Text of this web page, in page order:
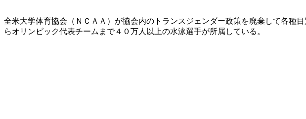
全米大学体育協会（ＮＣＡＡ）が協会内のトランスジェンダー政策を廃棄して各種
らオリンピック代表チームまで４０万人以上の水泳選手が所属している。